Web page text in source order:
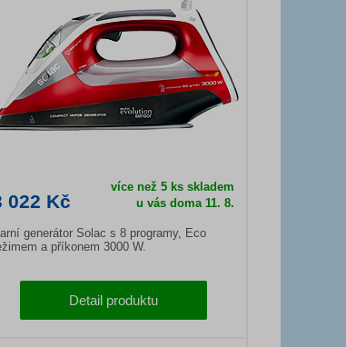
022 Kč
více než 5 ks skladem
u vás doma 11. 8.
generátor Solac s 8 programy, Eco
a příkonem 3000 W.
Detail produktu